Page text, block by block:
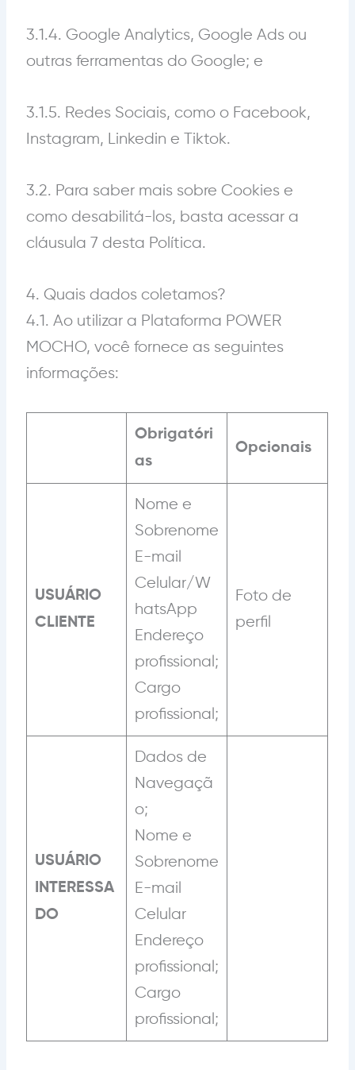
3.1.4. Google Analytics, Google Ads ou
outras ferramentas do Google; e
3.1.5. Redes Sociais, como o Facebook,
Instagram, Linkedin e Tiktok.
3.2. Para saber mais sobre Cookies e
como desabilitá-los, basta acessar a
cláusula 7 desta Política.
4. Quais dados coletamos?
4.1.Ao utilizar a Plataforma POWER
MOCHO, você fornece as seguintes
informações:
Obrigatóri
as
Opcionais
USUÁRIO
CLIENTE
Nome e
Sobrenome
E-mail
Celular/W
hatsApp
Endereço
profissional;
Cargo
profissional;
Foto de
perfil
USUÁRIO
INTERESSA
DO
Dados de
Navegaçã
o;
Nome e
Sobrenome
E-mail
Celular
Endereço
profissional;
Cargo
profissional;